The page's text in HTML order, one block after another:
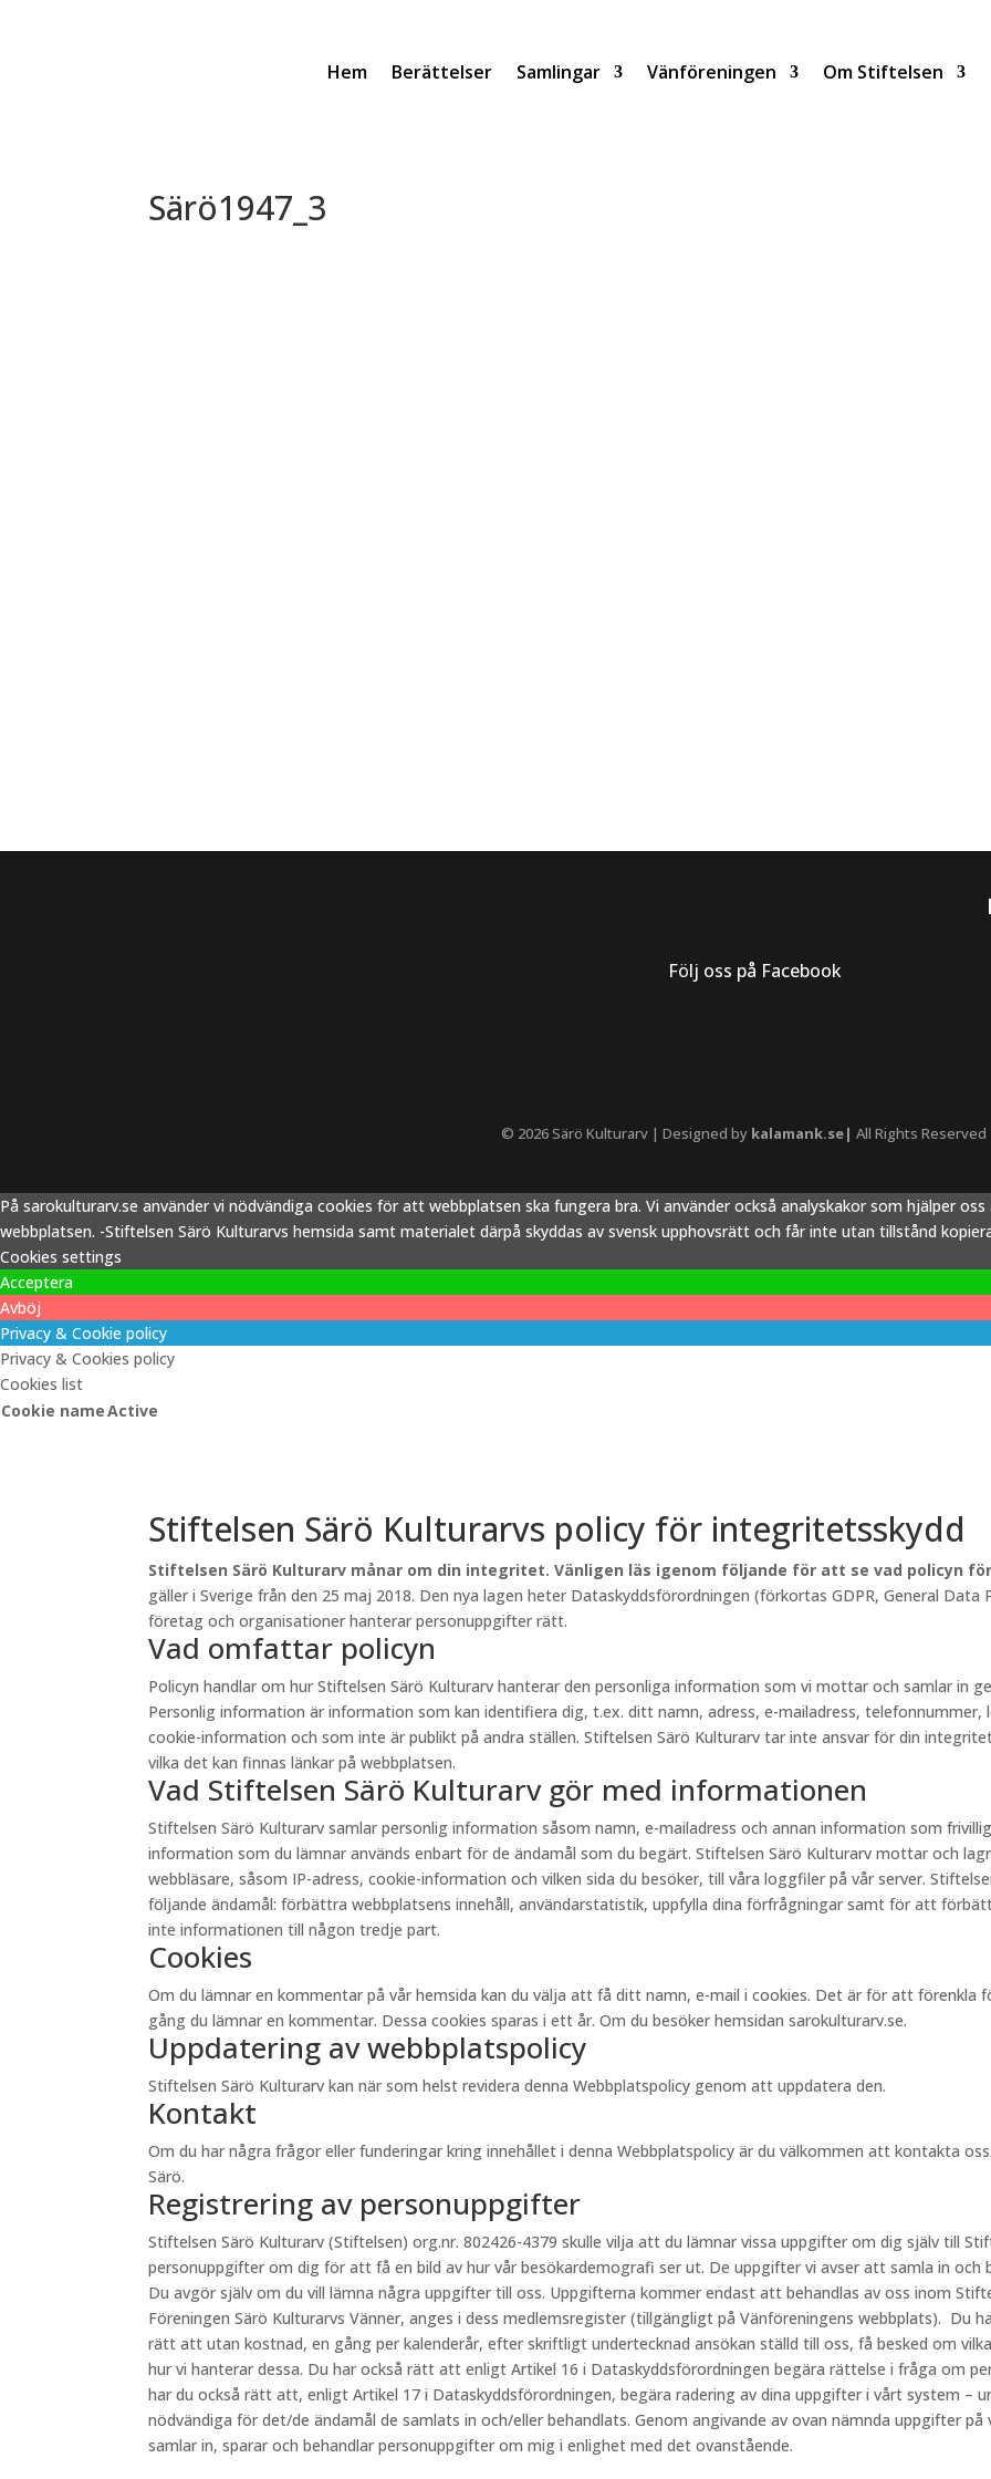
Hem Berättelser Samlingar Vänföreningen Om Stiftelsen
Särö1947_3
Följ oss på Facebook
© 2026 Särö Kulturarv | Designed by kalamank.se| All Rights Reserved
På sarokulturarv.se använder vi nödvändiga cookies för att webbplatsen ska fungera bra. Vi använder också analyskakor som hjälper
webbplatsen. -Stiftelsen Särö Kulturarvs hemsida samt materialet därpå skyddas av svensk upphovsrätt och får inte utan tillstånd
Cookies settings
Acceptera
Avböj
Privacy & Cookie policy
Privacy & Cookies policy
Cookies list
Cookie nameActive
Stiftelsen Särö Kulturarvs policy för integritetsskydd
Stiftelsen Särö Kulturarv månar om din integritet. Vänligen läs igenom följande för att se vad policyn
gäller i Sverige från den 25 maj 2018. Den nya lagen heter Dataskyddsförordningen (förkortas GDPR, General
företag och organisationer hanterar personuppgifter rätt.
Vad omfattar policyn
Policyn handlar om hur Stiftelsen Särö Kulturarv hanterar den personliga information som vi mottar och samlar in
Personlig information är information som kan identifiera dig, t.ex. ditt namn, adress, e-mailadress, telefonnummer,
cookie-information och som inte är publikt på andra ställen. Stiftelsen Särö Kulturarv tar inte ansvar för din
vilka det kan finnas länkar på webbplatsen.
Vad Stiftelsen Särö Kulturarv gör med informationen
Stiftelsen Särö Kulturarv samlar personlig information såsom namn, e-mailadress och annan information som
information som du lämnar används enbart för de ändamål som du begärt. Stiftelsen Särö Kulturarv mottar och
webbläsare, såsom IP-adress, cookie-information och vilken sida du besöker, till våra loggfiler på vår server.
följande ändamål: förbättra webbplatsens innehåll, användarstatistik, uppfylla dina förfrågningar samt för att
inte informationen till någon tredje part.
Cookies
Om du lämnar en kommentar på vår hemsida kan du välja att få ditt namn, e-mail i cookies. Det är för att förenkla
gång du lämnar en kommentar. Dessa cookies sparas i ett år. Om du besöker hemsidan sarokulturarv.se.
Uppdatering av webbplatspolicy
Stiftelsen Särö Kulturarv kan när som helst revidera denna Webbplatspolicy genom att uppdatera den.
Kontakt
Om du har några frågor eller funderingar kring innehållet i denna Webbplatspolicy är du välkommen att kontakta
Särö.
Registrering av personuppgifter
Stiftelsen Särö Kulturarv (Stiftelsen) org.nr. 802426-4379 skulle vilja att du lämnar vissa uppgifter om dig själv till
personuppgifter om dig för att få en bild av hur vår besökardemografi ser ut. De uppgifter vi avser att samla in och
Du avgör själv om du vill lämna några uppgifter till oss. Uppgifterna kommer endast att behandlas av oss inom
Föreningen Särö Kulturarvs Vänner, anges i dess medlemsregister (tillgängligt på Vänföreningens webbplats). Du
rätt att utan kostnad, en gång per kalenderår, efter skriftligt undertecknad ansökan ställd till oss, få besked om
hur vi hanterar dessa. Du har också rätt att enligt Artikel 16 i Dataskyddsförordningen begära rättelse i fråga om
har du också rätt att, enligt Artikel 17 i Dataskyddsförordningen, begära radering av dina uppgifter i vårt system
nödvändiga för det/de ändamål de samlats in och/eller behandlats. Genom angivande av ovan nämnda uppgifter
samlar in, sparar och behandlar personuppgifter om mig i enlighet med det ovanstående.